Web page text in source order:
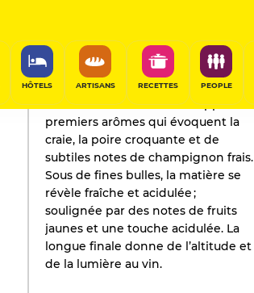
HÔTELS ARTISANS RECETTES PEOPLE
L'AVIS DE GAULT&MILLAU
2025
Une belle minéralité s'échappe des
premiers arômes qui évoquent la
craie, la poire croquante et de
subtiles notes de champignon frais.
Sous de fines bulles, la matière se
révèle fraîche et acidulée ;
soulignée par des notes de fruits
jaunes et une touche acidulée. La
longue finale donne de l’altitude et
de la lumière au vin.